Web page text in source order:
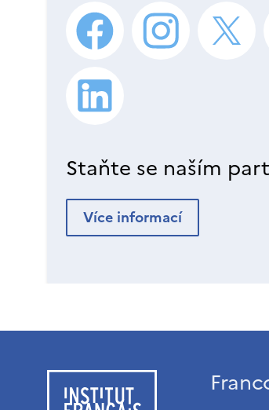
Staňte se naším
Více informací